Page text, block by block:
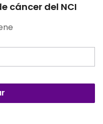
cáncer del NCI